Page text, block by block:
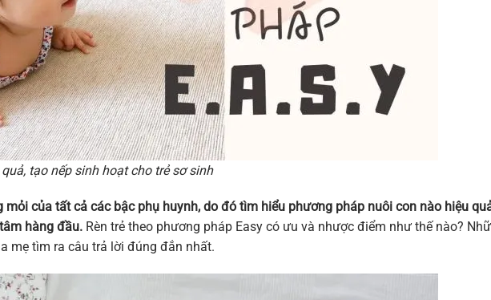
tạo nếp sinh hoạt cho trẻ sơ sinh
mỏi của tất cả các bậc phụ huynh, do đó tìm hiểu phương pháp nuôi con nào hiệu
hàng đầu. Rèn trẻ theo phương pháp Easy có ưu và nhược điểm như thế nào?
mẹ tìm ra câu trả lời đúng đắn nhất.